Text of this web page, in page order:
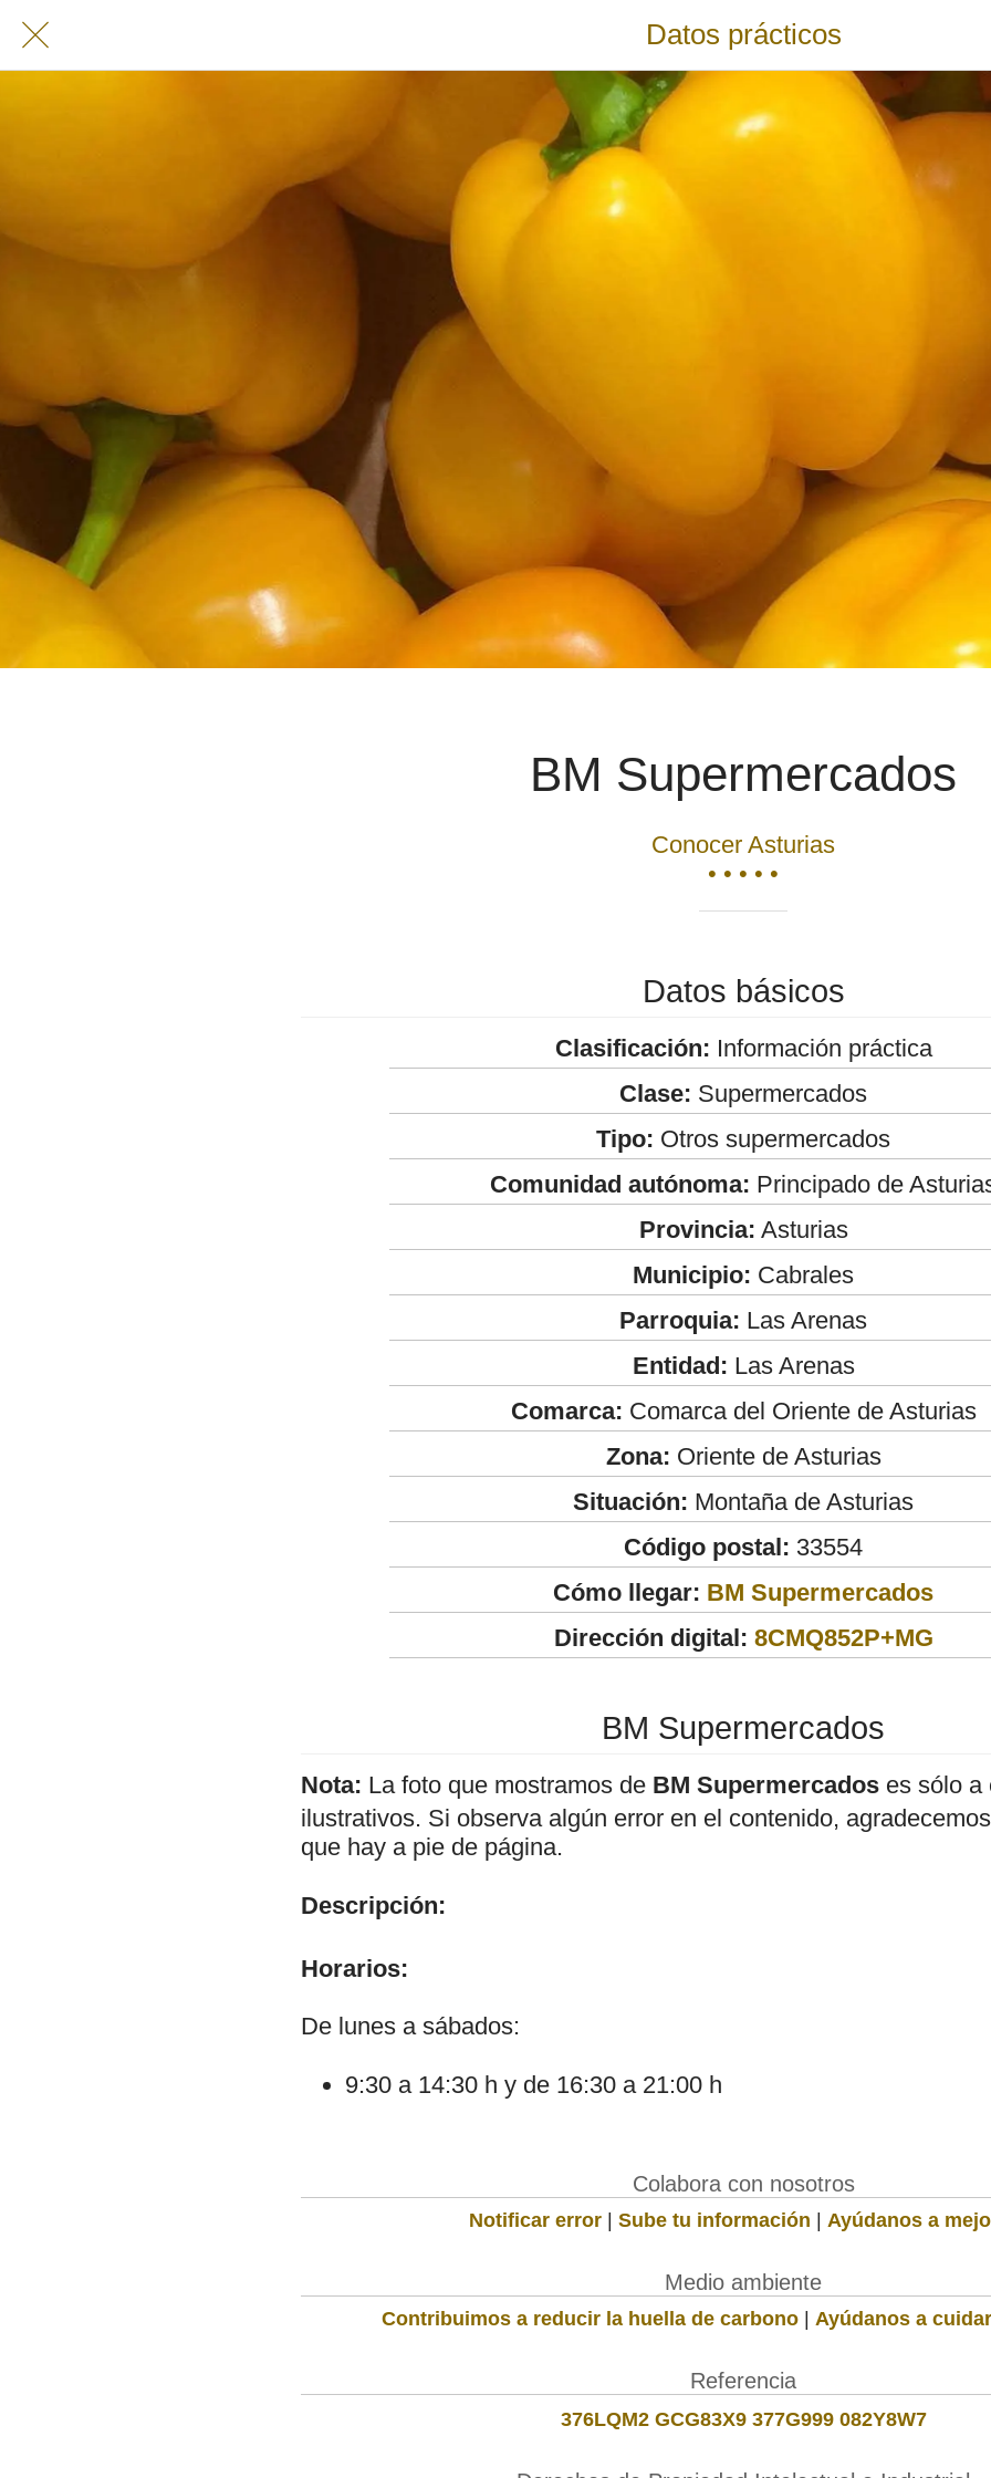
Datos prácticos
BM Supermercados
Conocer Asturias
• • • • •
Datos básicos
Clasificación: Información práctica
Clase: Supermercados
Tipo: Otros supermercados
Comunidad autónoma: Principado de
Provincia: Asturias
Municipio: Cabrales
Parroquia: Las Arenas
Entidad: Las Arenas
Comarca: Comarca del Oriente de Asturias
Zona: Oriente de Asturias
Situación: Montaña de Asturias
Código postal: 33554
Cómo llegar: BM Supermercados
Dirección digital: 8CMQ852P+MG
BM Supermercados
Nota: La foto que mostramos de BM Supermercados es sólo a
ilustrativos. Si observa algún error en el contenido,
que hay a pie de página.
Descripción:
Horarios:
De lunes a sábados:
9:30 a 14:30 h y de 16:30 a 21:00 h
Colabora con nosotros
Notificar error | Sube tu información | Ayúdanos a
Medio ambiente
Contribuimos a reducir la huella de carbono | Ayúdanos a
Referencia
376LQM2 GCG83X9 377G999 082Y8W7